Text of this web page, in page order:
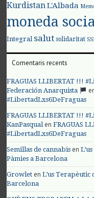
KurdistanL'Albada
moneda
Integral salut solidaritat
Comentaris recents
FRAGUAS LLIBERTAT !!!
Federación Anarquista
#LibertadLxs6DeFraguas
FRAGUAS LLIBERTAT !!!
KanPasqualenFRAGUAS
#LibertadLxs6DeFraguas
Semillas de cannabis en
Pàmies a Barcelona
Growlet enL’us Terapèutic
Barcelona